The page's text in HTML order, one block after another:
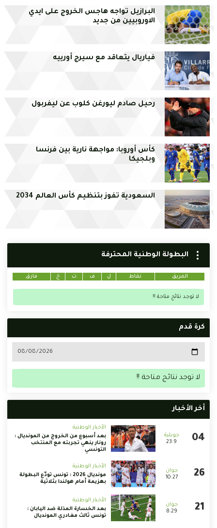
البرازيل تواجه هاجس الخروج على ايدي
الاوروبيين من جديد
فياريال يتعاقد مع سيرج أورييه
رحيل صادم ليورغن كلوب عن ليفربول
كأس أوروبا: مواجهة نارية بين فرنسا
وبلجيكا
السعودية تفوز بتنظيم كأس العالم 2034
البطولة الوطنية المحترفة
الفريق نقاط ل ف ت خ فارق
لا توجد نتائج متاحة !!
كرة قدم
لا توجد نتائج متاحة !!
أخر الأخبار
23:9
الأخبار الوطنية
بعد أسبوع من الخروج من المونديال :
رونار ينهي تجربته مع المنتخب
التونسي
10:27
الأخبار الوطنية
مونديال 2026 : تونس تودّع البطولة
بهزيمة أمام هولندا بثلاثية
8:29
الأخبار الوطنية
بعد الخسارة المذلة ضد اليابان :
تونس ثالث مغادري المونديال